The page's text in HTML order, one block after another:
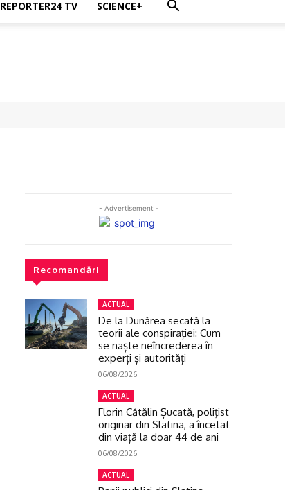
REPORTER24 TV SCIENCE+
- Advertisement -
Recomandări
ACTUAL
De la Dunărea secată la
teorii ale conspirației: Cum
se naște neîncrederea în
experți și autorități
06/08/2026
ACTUAL
Florin Cătălin Șucată, poliţist
originar din Slatina, a încetat
din viață la doar 44 de ani
06/08/2026
ACTUAL